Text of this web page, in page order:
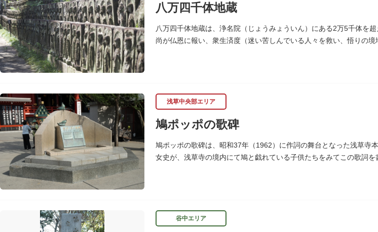
八万四千体地蔵
八万四千体地蔵は、浄名院（じょうみょういん）にある2万5千体を
尚が仏恩に報い、衆生済度（迷い苦しんでいる人々を救い、悟りの
浅草中央部エリア
鳩ポッポの歌碑
鳩ポッポの歌碑は、昭和37年（1962）に作詞の舞台となった浅草寺
女史が、浅草寺の境内にて鳩と戯れている子供たちをみてこの歌詞を
谷中エリア